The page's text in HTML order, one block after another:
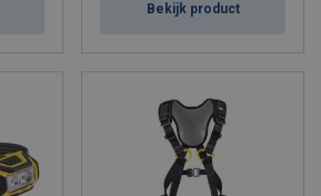
Bekijk product